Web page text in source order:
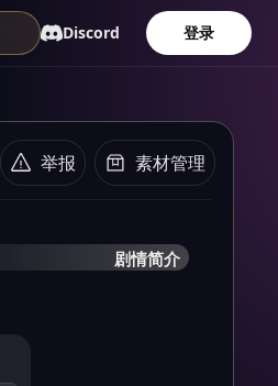
Discord 登录
举报 素材管理
剧情简介